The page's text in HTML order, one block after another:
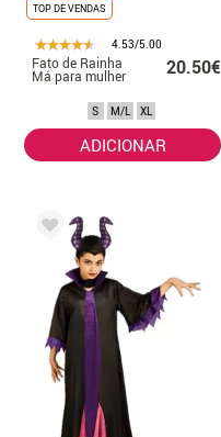
TOP DE VENDAS
4.53/5.00
Fato de Rainha
Má para mulher 20.50€
S M/L XL
ADICIONAR